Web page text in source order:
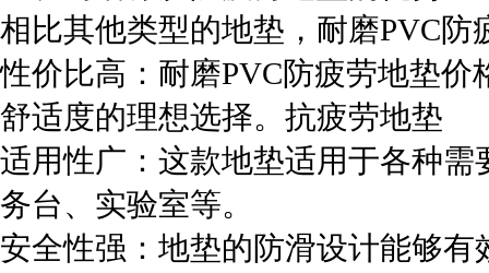
相比其他类型的地垫，耐磨PVC
性价比高：耐磨PVC防疲劳地垫
舒适度的理想选择。抗疲劳地垫
适用性广：这款地垫适用于各种
务台、实验室等。
安全性强：地垫的防滑设计能够